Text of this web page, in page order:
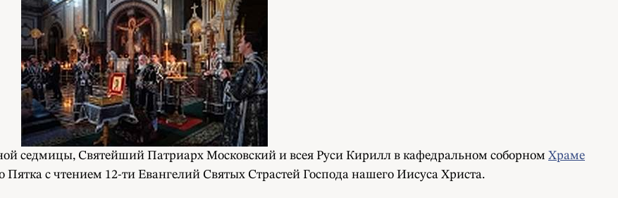
седмицы, Святейший Патриарх Московский и всея Руси Кирилл в кафедральном соборном Храме
с чтением 12-ти Евангелий Святых Страстей Господа нашего Иисуса Христа.